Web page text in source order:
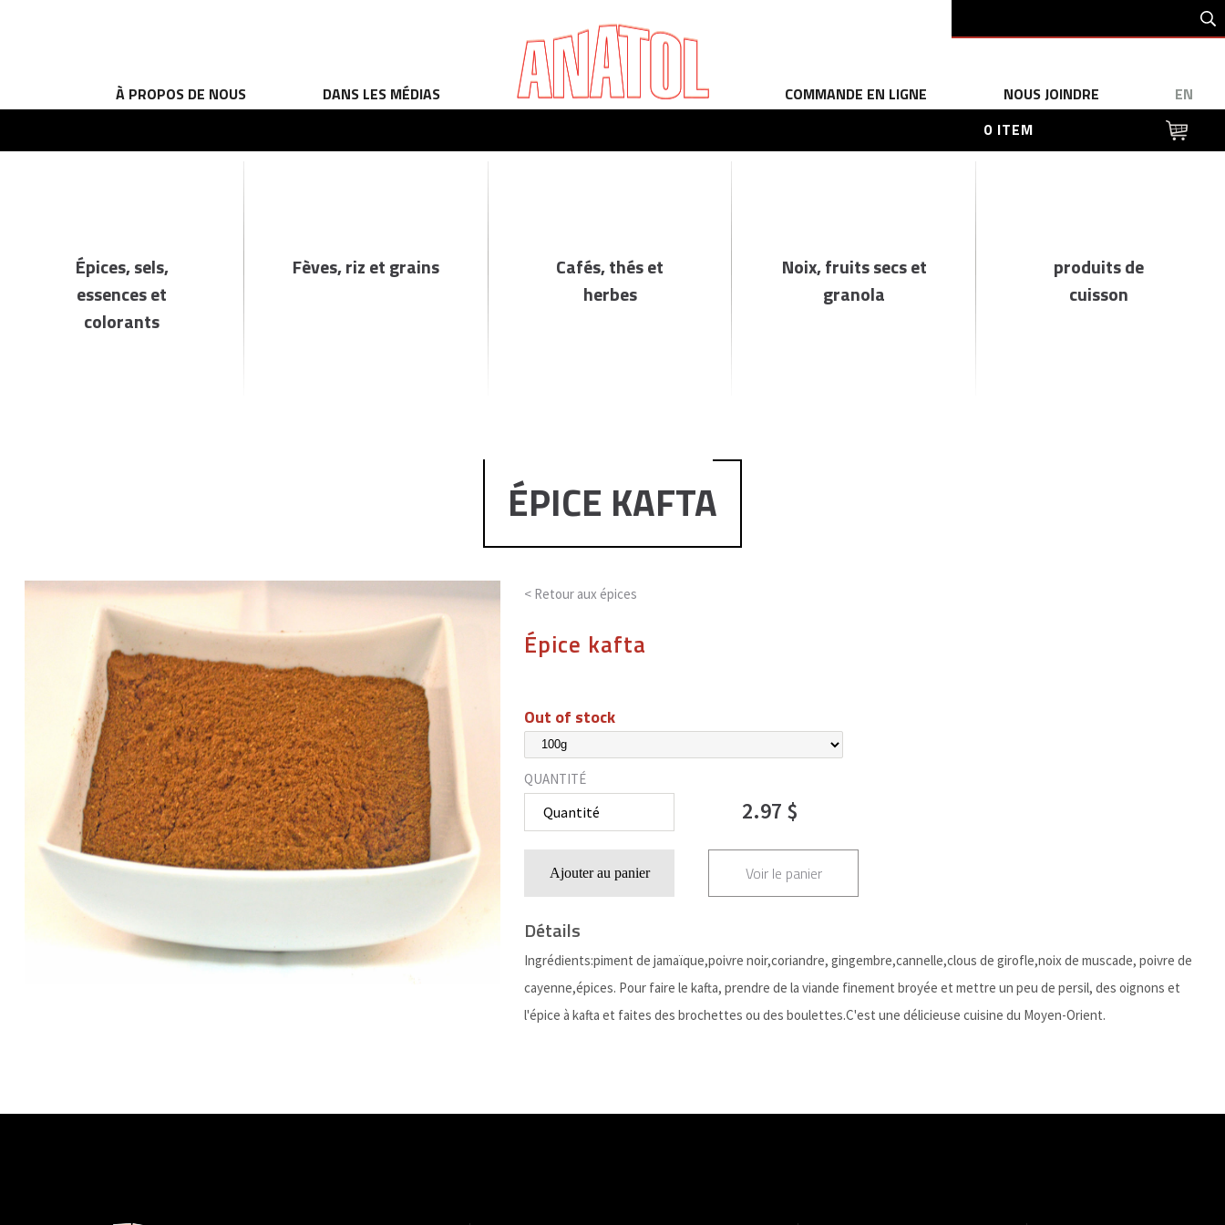
À PROPOS DE NOUS DANS LES MÉDIAS COMMANDE EN LIGNE NOUS JOINDRE
EN
0 ITEM
Épices, sels,
essences et
colorants
Fèves, riz et grains
Cafés, thés et
herbes
Noix, fruits secs et
granola
produits de
cuisson
ÉPICE KAFTA
< Retour aux épices
Épice kafta
Out of stock
QUANTITÉ
2.97 $
Ajouter au panier Voir le panier
Détails
Ingrédients:piment de jamaïque,poivre noir,coriandre, gingembre,cannelle,clous de girofle,noix de muscade, poivre de
cayenne,épices. Pour faire le kafta, prendre de la viande finement broyée et mettre un peu de persil, des oignons et
l'épice à kafta et faites des brochettes ou des boulettes.C'est une délicieuse cuisine du Moyen-Orient.